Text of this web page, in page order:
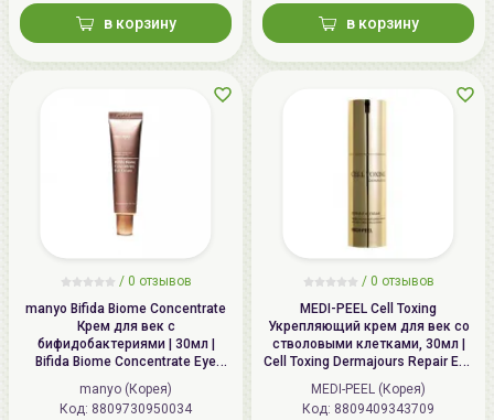
в корзину в корзину
/ 0 отзывов
manyo Bifida Biome Concentrate
Крем для век с
бифидобактериями | 30мл |
Bifida Biome Concentrate Eye
Cream
manyo (Корея)
Код: 8809730950034
/ 0 отзывов
MEDI-PEEL Cell Toxing
Укрепляющий крем для век со
стволовыми клетками, 30мл |
Cell Toxing Dermajours Repair Eye
Cream
MEDI-PEEL (Корея)
Код: 8809409343709